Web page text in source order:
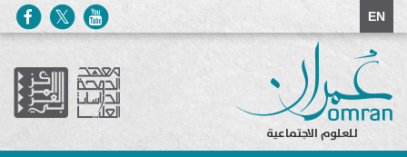
EN
للعلوم الاجتماعية